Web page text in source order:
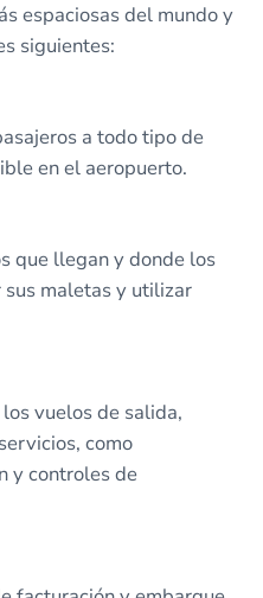
espaciosas del mundo y
siguientes:
a todo tipo de
en el aeropuerto.
que llegan y donde los
maletas y utilizar
vuelos de salida,
como
y controles de